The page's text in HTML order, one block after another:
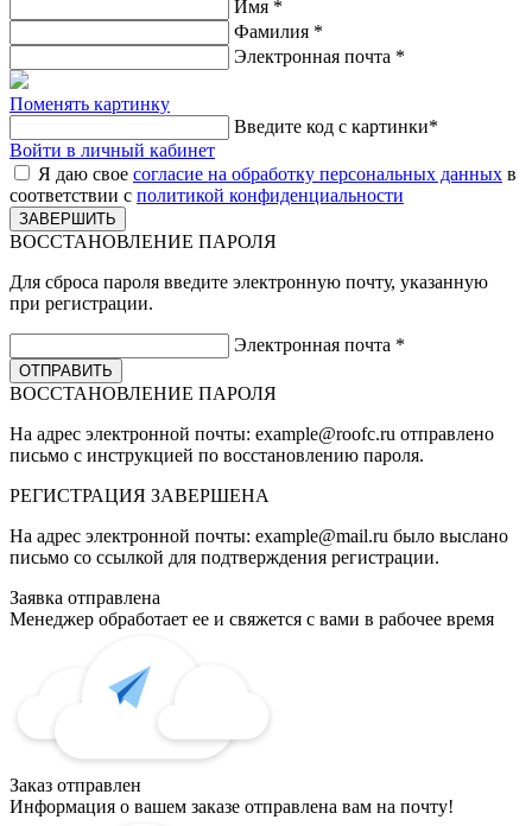
Имя *
Фамилия *
Электронная почта *
Поменять картинку
Введите код с картинки*
Войти в личный кабинет
Я даю свое согласие на обработку персональных данных в
соответствии с политикой конфиденциальности
ВОССТАНОВЛЕНИЕ ПАРОЛЯ
Для сброса пароля введите электронную почту, указанную
при регистрации.
Электронная почта *
ВОССТАНОВЛЕНИЕ ПАРОЛЯ
На адрес электронной почты: example@roofc.ru отправлено
письмо с инструкцией по восстановлению пароля.
РЕГИСТРАЦИЯ ЗАВЕРШЕНА
На адрес электронной почты: example@mail.ru было выслано
письмо со ссылкой для подтверждения регистрации.
Заявка отправлена
Менеджер обработает ее и свяжется с вами в рабочее время
Заказ отправлен
Информация о вашем заказе отправлена вам на почту!